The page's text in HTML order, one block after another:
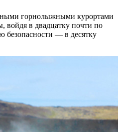
горнолыжными курортами
войдя в двадцатку почти по
безопасности — в десятку